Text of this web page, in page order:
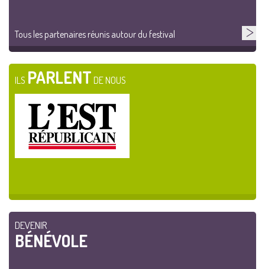
Tous les partenaires réunis autour du festival
ILS PARLENT DE NOUS
DEVENIR
BÉNÉVOLE